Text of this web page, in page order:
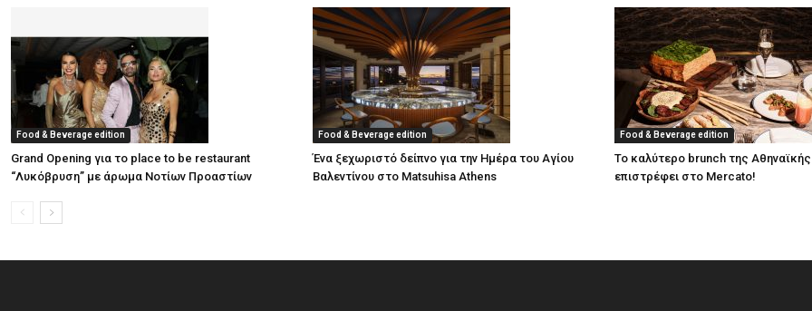
Food & Beverage edition
Grand Opening για το place to be restaurant
“Λυκόβρυση” με άρωμα Νοτίων Προαστίων
Food & Beverage edition
Ένα ξεχωριστό δείπνο για την Ημέρα του Αγίου
Βαλεντίνου στο Matsuhisa Athens
Food & Beverage edition
Το καλύτερο brunch της Αθηναϊκής
επιστρέφει στο Mercato!